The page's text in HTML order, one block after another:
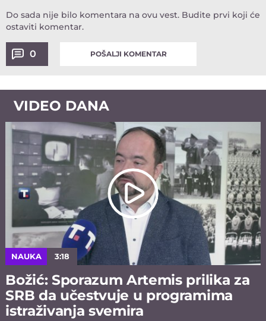
Do sada nije bilo komentara na ovu vest. Budite prvi koji će
ostaviti komentar.
0 POŠALJI KOMENTAR
VIDEO DANA
NAUKA 3:18
Božić: Sporazum Artemis prilika za
SRB da učestvuje u programima
istraživanja svemira